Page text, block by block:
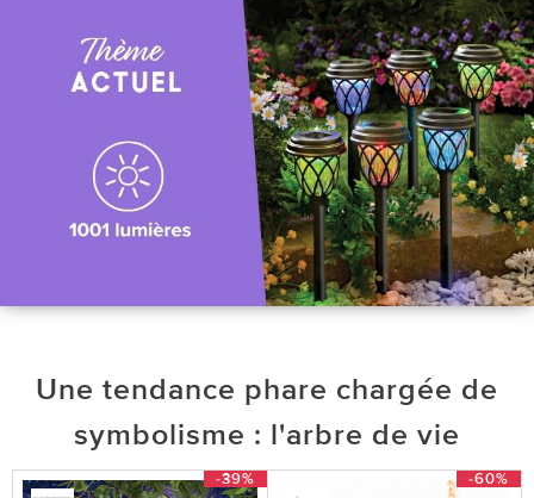
Une tendance phare chargée de
symbolisme : l'arbre de vie
-39% -60%